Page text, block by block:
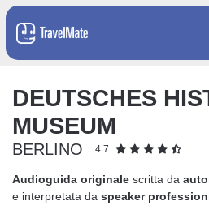
DEUTSCHES
MUSEUM
BERLINO 4.7
Audioguida originale scritta da
e interpretata da speaker